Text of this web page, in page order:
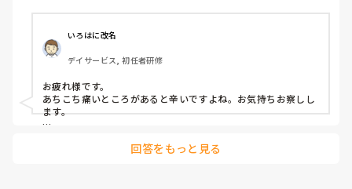
いろはに改名
デイサービス, 初任者研修
お疲れ様です。
あちこち痛いところがあると辛いですよね。お気持ちお察しし
ます。
会保険が適用されないということですか?それとも労災を使い
回答をもっと見る